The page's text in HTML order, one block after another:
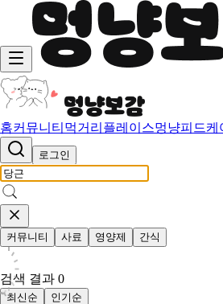
홈커뮤니티 먹거리 플레이스멍냥피드케
로그인
커뮤니티 사료 영양제 간식
검색 결과 0
최신순
인기순